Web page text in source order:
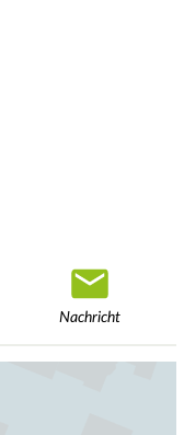
Nachricht